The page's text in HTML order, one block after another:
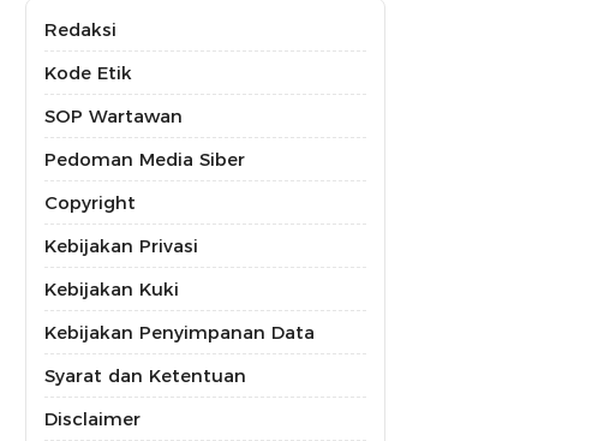
Redaksi
Kode Etik
SOP Wartawan
Pedoman Media Siber
Copyright
Kebijakan Privasi
Kebijakan Kuki
Kebijakan Penyimpanan Data
Syarat dan Ketentuan
Disclaimer